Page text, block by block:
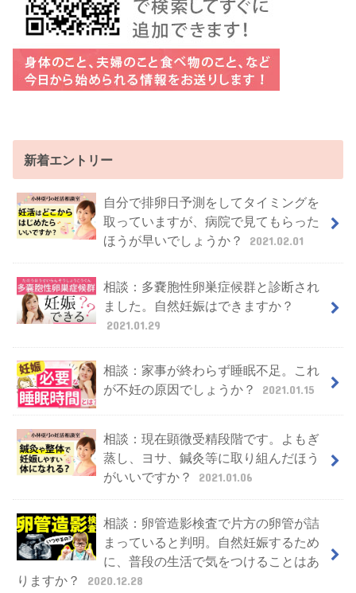
新着エントリー
自分で排卵日予測をしてタイミングを
取っていますが、病院で見てもらった
ほうが早いでしょうか？
2021.02.01
相談：多嚢胞性卵巣症候群と診断され
ました。自然妊娠はできますか？
2021.01.29
相談：家事が終わらず睡眠不足。これ
が不妊の原因でしょうか？
2021.01.15
相談：現在顕微受精段階です。よもぎ
蒸し、ヨサ、鍼灸等に取り組んだほう
がいいですか？
2021.01.06
相談：卵管造影検査で片方の卵管が詰
まっていると判明。自然妊娠するため
に、普段の生活で気をつけることはあ
りますか？
2020.12.28